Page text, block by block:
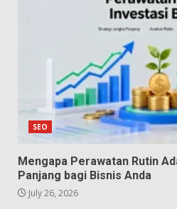
SEO
Mengapa Perawatan Rutin
Panjang bagi Bisnis Anda
July 26, 2026